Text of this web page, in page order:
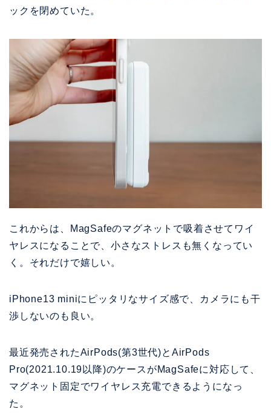
ックを閉めていた。
これからは、MagSafeのマグネットで吸着させてワイ
ヤレスになることで、小さなストレスも無くなってい
く。それだけで嬉しい。
iPhone13 miniにピッタリなサイズ感で、カメラにも干
渉しないのも良い。
最近発売されたAirPods(第3世代)とAirPods
Pro(2021.10.19以降)のケースがMagSafeに対応して、
マグネット固定でワイヤレス充電できるようになっ
た。